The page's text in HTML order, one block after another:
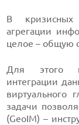
В кризисных
агрегации
целое – общую
Для этого
интеграции
виртуального
задачи
(GeoIM) –